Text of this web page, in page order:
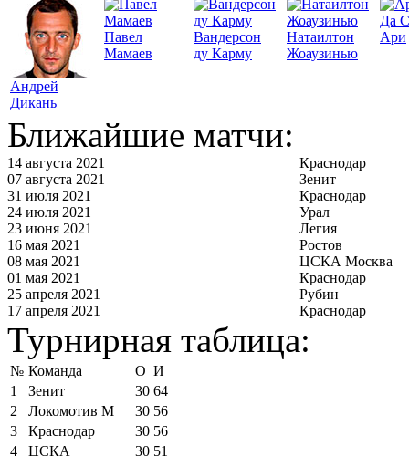
Андрей
Дикань
Павел
Мамаев
Вандерсон
ду Карму
Натаилтон
Жоаузинью
Да
Ари
Ближайшие матчи:
14 августа 2021
Краснодар
07 августа 2021
Зенит
31 июля 2021
Краснодар
24 июля 2021
Урал
23 июня 2021
Легия
16 мая 2021
Ростов
08 мая 2021
ЦСКА Москва
01 мая 2021
Краснодар
25 апреля 2021
Рубин
17 апреля 2021
Краснодар
Турнирная таблица:
№ Команда О И
1
Зенит 30 64
2
Локомотив М 30 56
3
Краснодар 30 56
4
ЦСКА 30 51